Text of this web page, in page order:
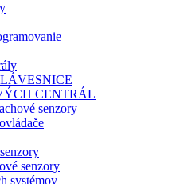
CENTRÁL
senzory
senzory
systémov